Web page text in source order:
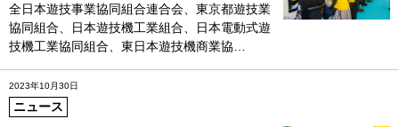
全日本遊技事業協同組合連合会、東京都遊技業
協同組合、日本遊技機工業組合、日本電動式遊
技機工業協同組合、東日本遊技機商業協…
2023年10月30日
ニュース